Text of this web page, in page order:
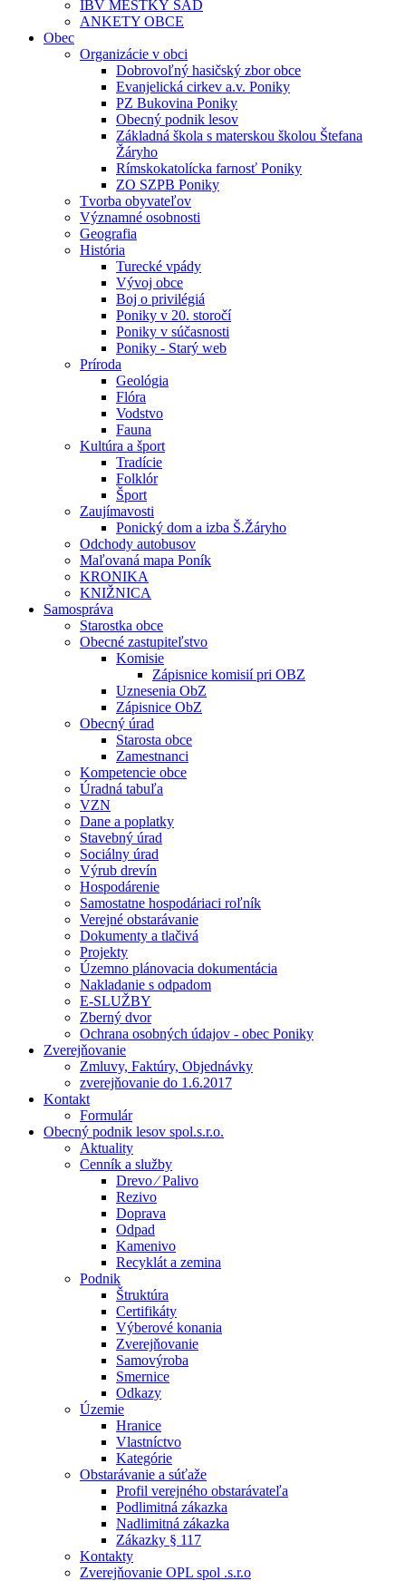
IBV MESTKÝ SAD
ANKETY OBCE
Obec
Organizácie v obci
Dobrovoľný hasičský zbor obce
Evanjelická cirkev a.v. Poniky
PZ Bukovina Poniky
Obecný podnik lesov
Základná škola s materskou školou Štefana
Žáryho
Rímskokatolícka farnosť Poniky
ZO SZPB Poniky
Tvorba obyvateľov
Významné osobnosti
Geografia
História
Turecké vpády
Vývoj obce
Boj o privilégiá
Poniky v 20. storočí
Poniky v súčasnosti
Poniky - Starý web
Príroda
Geológia
Flóra
Vodstvo
Fauna
Kultúra a šport
Tradície
Folklór
Šport
Zaujímavosti
Ponický dom a izba Š.Žáryho
Odchody autobusov
Maľovaná mapa Poník
KRONIKA
KNIŽNICA
Samospráva
Starostka obce
Obecné zastupiteľstvo
Komisie
Zápisnice komisií pri OBZ
Uznesenia ObZ
Zápisnice ObZ
Obecný úrad
Starosta obce
Zamestnanci
Kompetencie obce
Úradná tabuľa
VZN
Dane a poplatky
Stavebný úrad
Sociálny úrad
Výrub drevín
Hospodárenie
Samostatne hospodáriaci roľník
Verejné obstarávanie
Dokumenty a tlačivá
Projekty
Územno plánovacia dokumentácia
Nakladanie s odpadom
E-SLUŽBY
Zberný dvor
Ochrana osobných údajov - obec Poniky
Zverejňovanie
Zmluvy, Faktúry, Objednávky
zverejňovanie do 1.6.2017
Kontakt
Formulár
Obecný podnik lesov spol.s.r.o.
Aktuality
Cenník a služby
Drevo ⁄ Palivo
Rezivo
Doprava
Odpad
Kamenivo
Recyklát a zemina
Podnik
Štruktúra
Certifikáty
Výberové konania
Zverejňovanie
Samovýroba
Smernice
Odkazy
Územie
Hranice
Vlastníctvo
Kategórie
Obstarávanie a súťaže
Profil verejného obstarávateľa
Podlimitná zákazka
Nadlimitná zákazka
Zákazky § 117
Kontakty
Zverejňovanie OPL spol .s.r.o